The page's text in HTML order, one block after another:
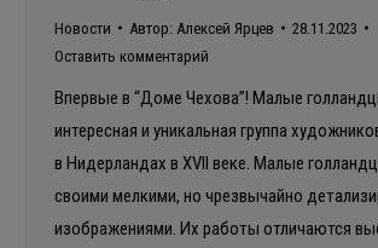
Новости Автор: Алексей Ярцев
28.11.2023
Оставить комментарий
Впервые в “Доме Чехова”! Малые
интересная и уникальная группа
в Нидерландах в XVII веке. Малые
своими мелкими, но чрезвычайно
изображениями. Их работы отличаются